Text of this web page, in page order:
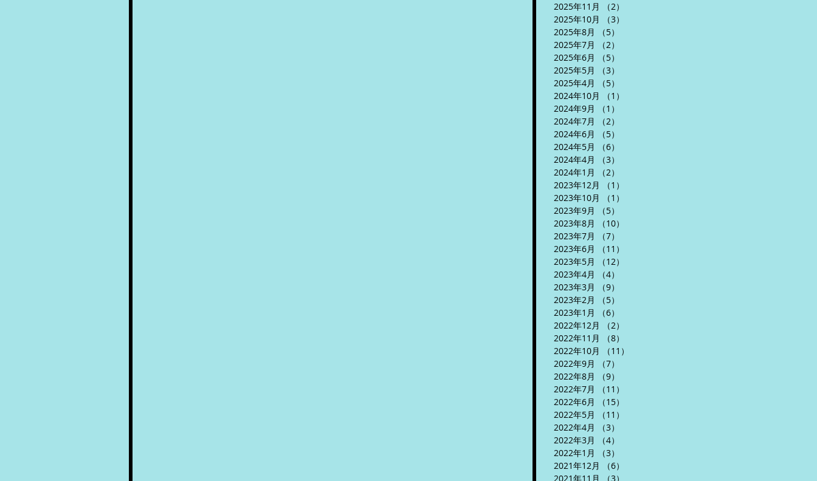
2025年11月
（2）
2025年10月
（3）
2025年8月
（5）
2025年7月
（2）
2025年6月
（5）
2025年5月
（3）
2025年4月
（5）
2024年10月
（1）
2024年9月
（1）
2024年7月
（2）
2024年6月
（5）
2024年5月
（6）
2024年4月
（3）
2024年1月
（2）
2023年12月
（1）
2023年10月
（1）
2023年9月
（5）
2023年8月
（10）
2023年7月
（7）
2023年6月
（11）
2023年5月
（12）
2023年4月
（4）
2023年3月
（9）
2023年2月
（5）
2023年1月
（6）
2022年12月
（2）
2022年11月
（8）
2022年10月
（11）
2022年9月
（7）
2022年8月
（9）
2022年7月
（11）
2022年6月
（15）
2022年5月
（11）
2022年4月
（3）
2022年3月
（4）
2022年1月
（3）
2021年12月
（6）
2021年11月
（3）